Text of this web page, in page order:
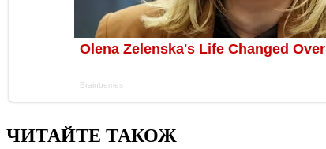
ЧИТАЙТЕ ТАКОЖ